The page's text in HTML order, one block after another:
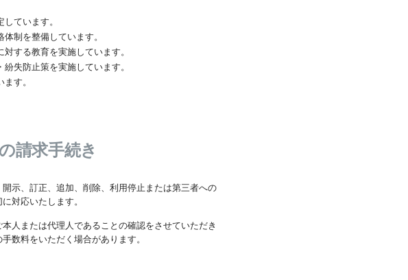
ています。
制を整備しています。
する教育を実施しています。
失防止策を実施しています。
す。
請求手続き
示、訂正、追加、削除、利用停止または第三者への
対応いたします。
人または代理人であることの確認をさせていただき
数料をいただく場合があります。